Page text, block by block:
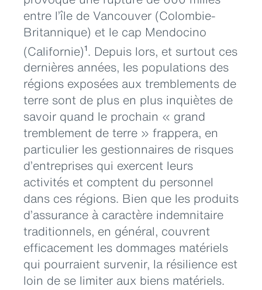
entre l’île de Vancouver (Colombie-
Britannique) et le cap Mendocino
(Californie)1. Depuis lors, et surtout ces
dernières années, les populations des
régions exposées aux tremblements de
terre sont de plus en plus inquiètes de
savoir quand le prochain « grand
tremblement de terre » frappera, en
particulier les gestionnaires de risques
d’entreprises qui exercent leurs
activités et comptent du personnel
dans ces régions. Bien que les produits
d’assurance à caractère indemnitaire
traditionnels, en général, couvrent
efficacement les dommages matériels
qui pourraient survenir, la résilience est
loin de se limiter aux biens matériels.